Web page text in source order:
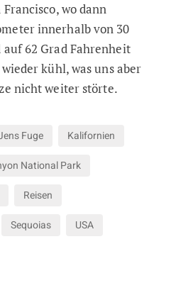
wo dann
innerhalb von 30
62 Grad Fahrenheit
kühl, was uns aber
nicht weiter störte.
Fuge
Kalifornien
National Park
Reisen
Sequoias USA